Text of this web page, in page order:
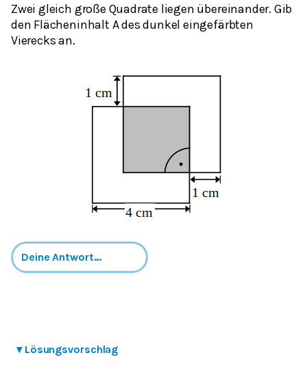
Zwei gleich große Quadrate liegen übereinander. Gib
den Flächeninhalt A des dunkel eingefärbten
Vierecks an.
▾ Lösungsvorschlag